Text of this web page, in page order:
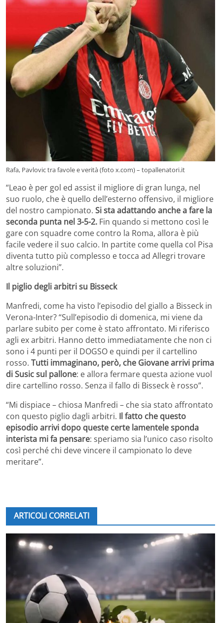
Rafa, Pavlovic tra favole e verità (foto x.com) – topallenatori.it
“Leao è per gol ed assist il migliore di gran lunga, nel
suo ruolo, che è quello dell’esterno offensivo, il migliore
del nostro campionato. Si sta adattando anche a fare la
seconda punta nel 3-5-2. Fin quando si mettono così le
gare con squadre come contro la Roma, allora è più
facile vedere il suo calcio. In partite come quella col Pisa
diventa tutto più complesso e tocca ad Allegri trovare
altre soluzioni”.
Il piglio degli arbitri su Bisseck
Manfredi, come ha visto l’episodio del giallo a Bisseck in
Verona-Inter? “Sull’episodio di domenica, mi viene da
parlare subito per come è stato affrontato. Mi riferisco
agli ex arbitri. Hanno detto immediatamente che non ci
sono i 4 punti per il DOGSO e quindi per il cartellino
rosso. Tutti immaginano, però, che Giovane arrivi prima
di Susic sul pallone: e allora fermare questa azione vuol
dire cartellino rosso. Senza il fallo di Bisseck è rosso”.
“Mi dispiace – chiosa Manfredi – che sia stato affrontato
con questo piglio dagli arbitri. Il fatto che questo
episodio arrivi dopo queste certe lamentele sponda
interista mi fa pensare: speriamo sia l’unico caso risolto
così perché chi deve vincere il campionato lo deve
meritare”.
ARTICOLI CORRELATI